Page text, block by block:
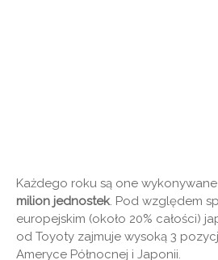
Każdego roku są one
milion jednostek. Pod względem
europejskim (około 20% całości)
od Toyoty zajmuje wysoką 3
Ameryce Północnej i Japonii.